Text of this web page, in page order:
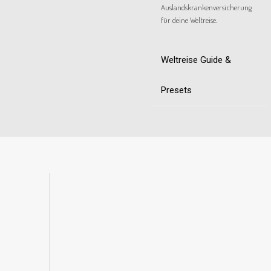
Auslandskrankenversicherung
für deine Weltreise.
Weltreise Guide &
Presets